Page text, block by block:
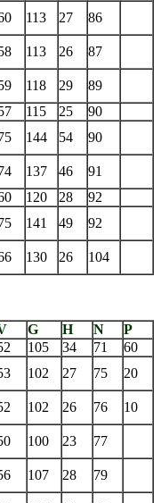
113 27 86
113 26 87
118 29
89
115 25
90
144 54 90
137 46
91
120 28
92
141 49 92
130 26 104
G H N
P
105 34 71
60
102 27 75 20
102 26 76 10
100 23 77
107 28 79